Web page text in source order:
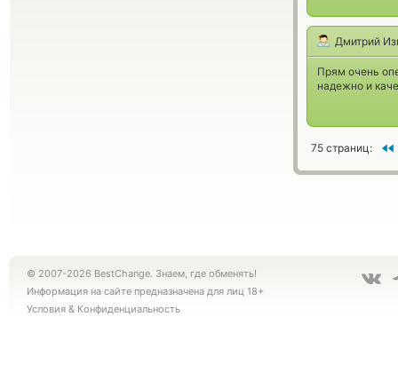
Дмитрий
Прям очень
надежно и
75 страниц:
© 2007-2026 BestChange. Знаем, где обменять!
Информация на сайте предназначена для лиц 18+
Условия & Конфиденциальность